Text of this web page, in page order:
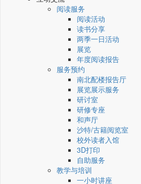
阅读服务
阅读活动
读书分享
两季一日活动
展览
年度阅读报告
服务预约
南北配楼报告厅
展览展示服务
研讨室
研修专座
和声厅
沙特/古籍阅览室
校外读者入馆
3D打印
自助服务
教学与培训
一小时讲座